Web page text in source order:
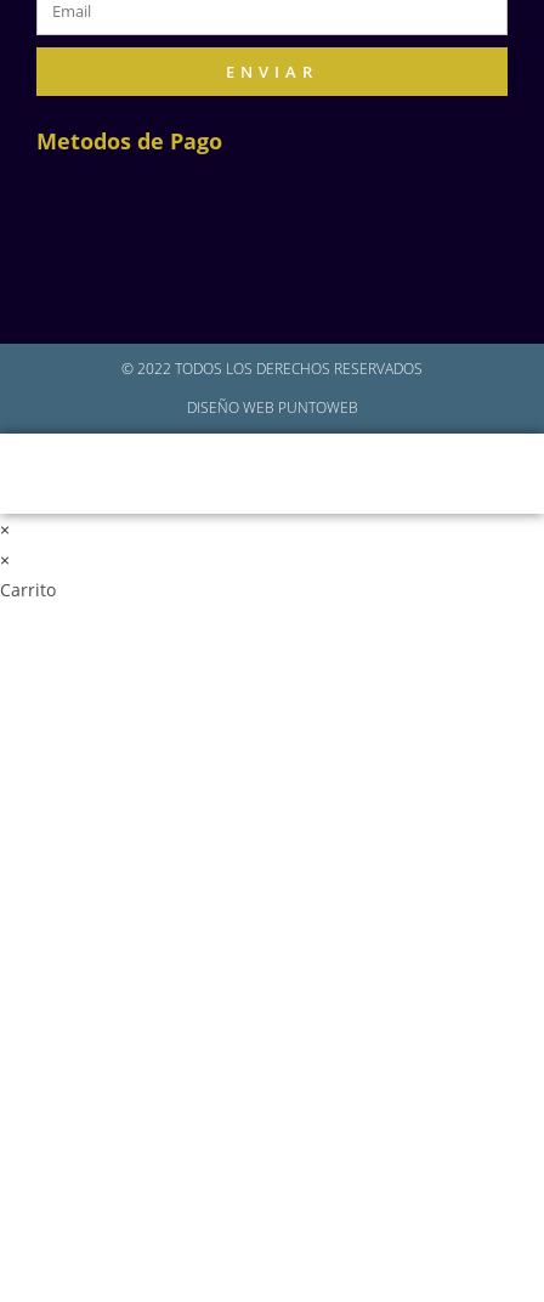
ENVIAR
Metodos de Pago
© 2022 TODOS LOS DERECHOS RESERVADOS
DISEÑO WEB PUNTOWEB
×
×
Carrito